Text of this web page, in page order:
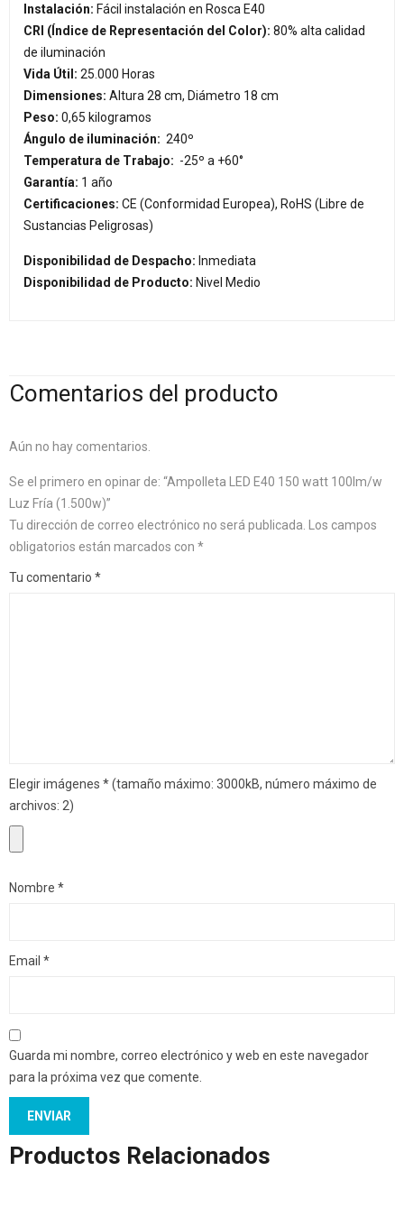
Instalación: Fácil instalación en Rosca E40
CRI (Índice de Representación del Color): 80% alta calidad
de iluminación
Vida Útil: 25.000 Horas
Dimensiones: Altura 28 cm, Diámetro 18 cm
Peso: 0,65 kilogramos
Ángulo de iluminación: 240º
Temperatura de Trabajo: -25º a +60°
Garantía: 1 año
Certificaciones: CE (Conformidad Europea), RoHS (Libre de
Sustancias Peligrosas)
Disponibilidad de Despacho: Inmediata
Disponibilidad de Producto: Nivel Medio
Comentarios del producto
Aún no hay comentarios.
Se el primero en opinar de: “Ampolleta LED E40 150 watt 100lm/w
Luz Fría (1.500w)”
Tu dirección de correo electrónico no será publicada.
Los campos
obligatorios están marcados con *
Tu comentario *
Elegir imágenes *(tamaño máximo: 3000kB, número máximo de
archivos: 2)
Nombre *
Email *
Guarda mi nombre, correo electrónico y web en este navegador
para la próxima vez que comente.
Productos Relacionados